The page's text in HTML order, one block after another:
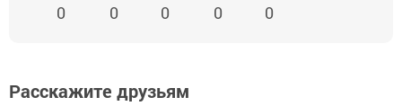
0 0 0 0 0
Расскажите друзьям